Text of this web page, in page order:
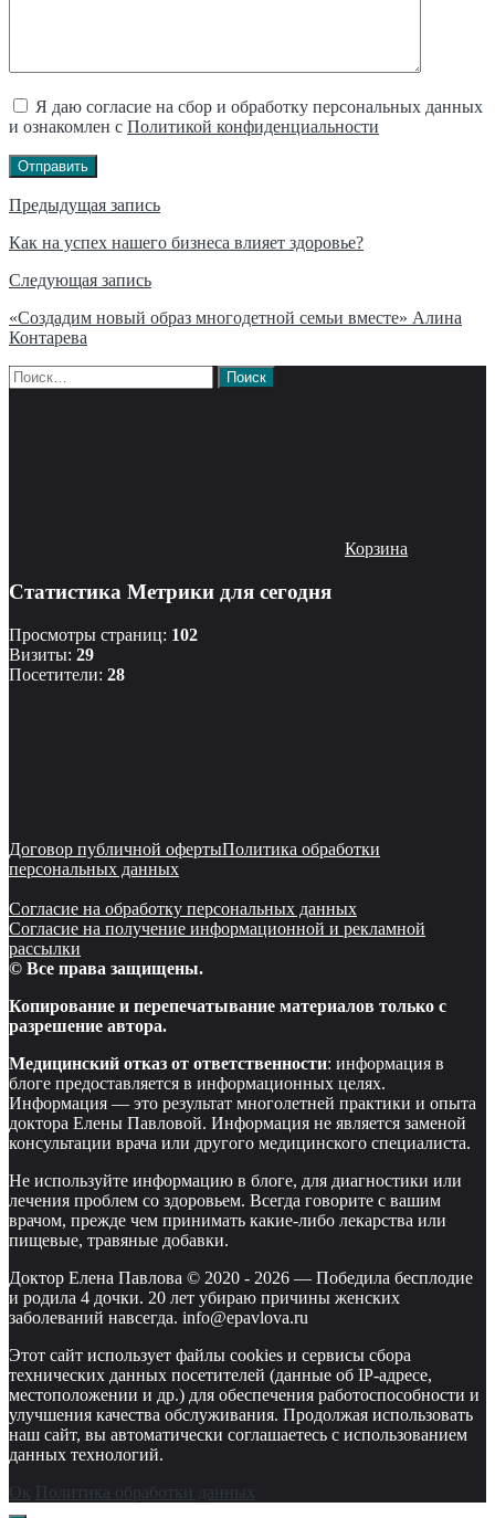
Я даю согласие на сбор и обработку персональных данных
и ознакомлен с Политикой конфиденциальности
Отправить
Навигация
по
записям
Предыдущая запись
Как на успех нашего бизнеса влияет здоровье?
Следующая запись
«Создадим новый образ многодетной семьи вместе» Алина
Контарева
Найти:
Корзина
Статистика Метрики для сегодня
Просмотры страниц: 102
Визиты: 29
Посетители: 28
Договор публичной офертыПолитика обработки
персональных данных
Согласие на обработку персональных данных
Согласие на получение информационной и рекламной
рассылки
© Все права защищены.
Копирование и перепечатывание материалов только с
разрешение автора.
Медицинский отказ от ответственности: информация в
блоге предоставляется в информационных целях.
Информация — это результат многолетней практики и опыта
доктора Елены Павловой. Информация не является заменой
консультации врача или другого медицинского специалиста.
Не используйте информацию в блоге, для диагностики или
лечения проблем со здоровьем. Всегда говорите с вашим
врачом, прежде чем принимать какие-либо лекарства или
пищевые, травяные добавки.
Доктор Елена Павлова © 2020 - 2026 — Победила бесплодие
и родила 4 дочки. 20 лет убираю причины женских
заболеваний навсегда. info@epavlova.ru
Этот сайт использует файлы cookies и сервисы сбора
технических данных посетителей (данные об IP-адресе,
местоположении и др.) для обеспечения работоспособности и
улучшения качества обслуживания. Продолжая использовать
наш сайт, вы автоматически соглашаетесь с использованием
данных технологий.
Ок Политика обработки данных